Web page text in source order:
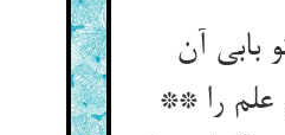
بابی آن
علم را **